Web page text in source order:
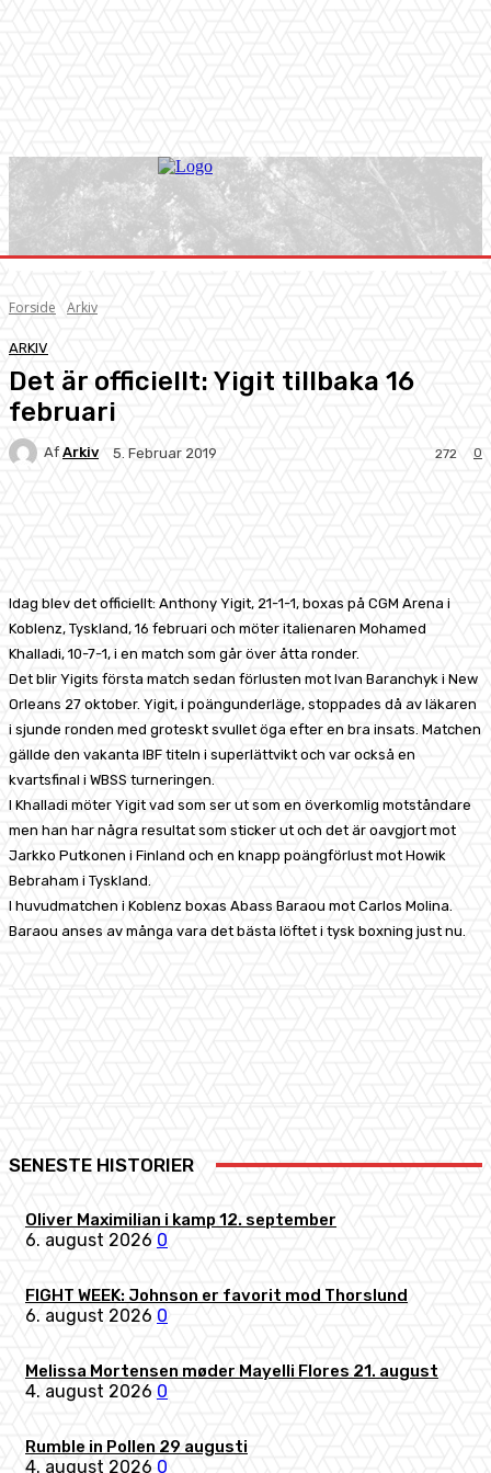
Forside Arkiv
ARKIV
Det är officiellt: Yigit tillbaka 16
februari
Af Arkiv 5. Februar 2019 0
272
Idag blev det officiellt: Anthony Yigit, 21-1-1, boxas på CGM Arena i
Koblenz, Tyskland, 16 februari och möter italienaren Mohamed
Khalladi, 10-7-1, i en match som går över åtta ronder.
Det blir Yigits första match sedan förlusten mot Ivan Baranchyk i New
Orleans 27 oktober. Yigit, i poängunderläge, stoppades då av läkaren
i sjunde ronden med groteskt svullet öga efter en bra insats. Matchen
gällde den vakanta IBF titeln i superlättvikt och var också en
kvartsfinal i WBSS turneringen.
I Khalladi möter Yigit vad som ser ut som en överkomlig motståndare
men han har några resultat som sticker ut och det är oavgjort mot
Jarkko Putkonen i Finland och en knapp poängförlust mot Howik
Bebraham i Tyskland.
I huvudmatchen i Koblenz boxas Abass Baraou mot Carlos Molina.
Baraou anses av många vara det bästa löftet i tysk boxning just nu.
SENESTE HISTORIER
Oliver Maximilian i kamp 12. september
6. august 2026 0
FIGHT WEEK: Johnson er favorit mod Thorslund
6. august 2026 0
Melissa Mortensen møder Mayelli Flores 21. august
4. august 2026 0
Rumble in Pollen 29 augusti
4. august 2026 0